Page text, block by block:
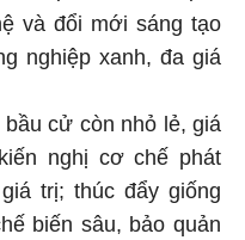
và đổi mới sáng tạo
nghiệp xanh, đa giá
cử còn nhỏ lẻ, giá
nghị cơ chế phát
trị; thúc đẩy giống
biến sâu, bảo quản